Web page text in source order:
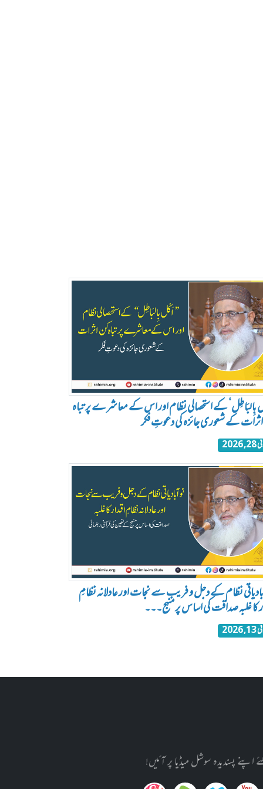
بِالبَاطِل‘ کے استحصالی نظام اور اس کے معاشرے پر تباہ
کے شعوری جائزہ کی دعوتِ فکر
نظام کے دجل و فریب سے نجات اور عادلانہ نظامِ
کا غلبہ صداقت کی اساس پر منہج۔۔۔
پسندیدہ سوشل میڈیا پر آئیں!